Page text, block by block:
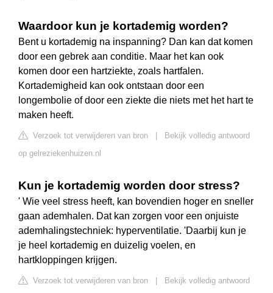
Waardoor kun je kortademig worden?
Bent u kortademig na inspanning? Dan kan dat komen
door een gebrek aan conditie. Maar het kan ook
komen door een hartziekte, zoals hartfalen.
Kortademigheid kan ook ontstaan door een
longembolie of door een ziekte die niets met het hart te
maken heeft.
Verzoek tot verwijderen van bron
Bekijk volledig antwoord
op gelreziekenhuizen.nl
Kun je kortademig worden door stress?
' Wie veel stress heeft, kan bovendien hoger en sneller
gaan ademhalen. Dat kan zorgen voor een onjuiste
ademhalingstechniek: hyperventilatie. 'Daarbij kun je
je heel kortademig en duizelig voelen, en
hartkloppingen krijgen.
Verzoek tot verwijderen van bron
Bekijk volledig antwoord